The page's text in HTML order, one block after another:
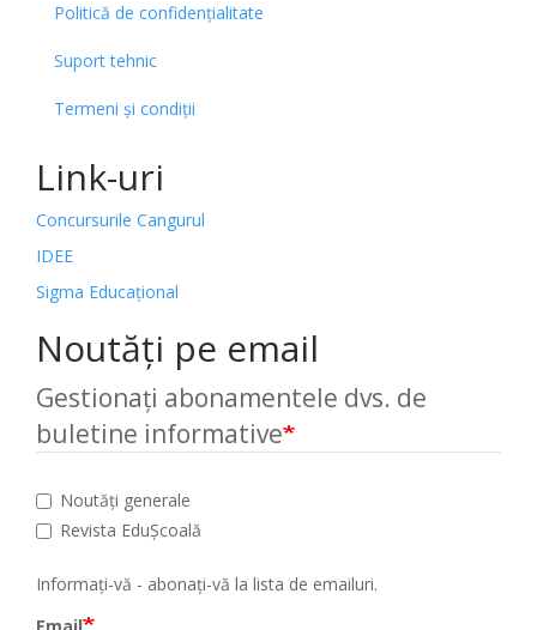
Politică de confidențialitate
Suport tehnic
Termeni și condiții
Link-uri
Concursurile Cangurul
IDEE
Sigma Educațional
Noutăți pe email
Gestionați abonamentele dvs. de
buletine informative
Noutăți generale
Revista EduȘcoală
Informați-vă - abonați-vă la lista de emailuri.